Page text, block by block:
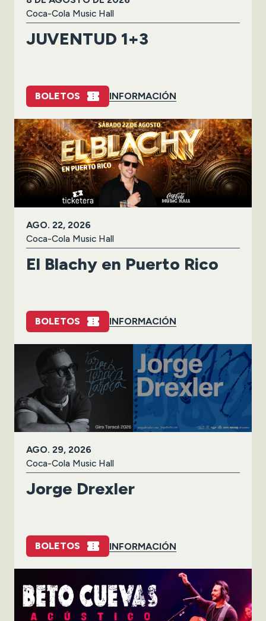
Coca-Cola Music Hall
JUVENTUD 1+3
BOLETOS INFORMACIÓN
AGO. 22, 2026
Coca-Cola Music Hall
El Blachy en Puerto Rico
BOLETOS INFORMACIÓN
AGO. 29, 2026
Coca-Cola Music Hall
Jorge Drexler
BOLETOS INFORMACIÓN